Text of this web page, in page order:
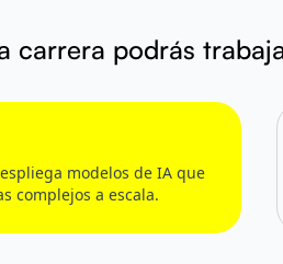
carrera podrás
modelos de IA que
complejos a escala.